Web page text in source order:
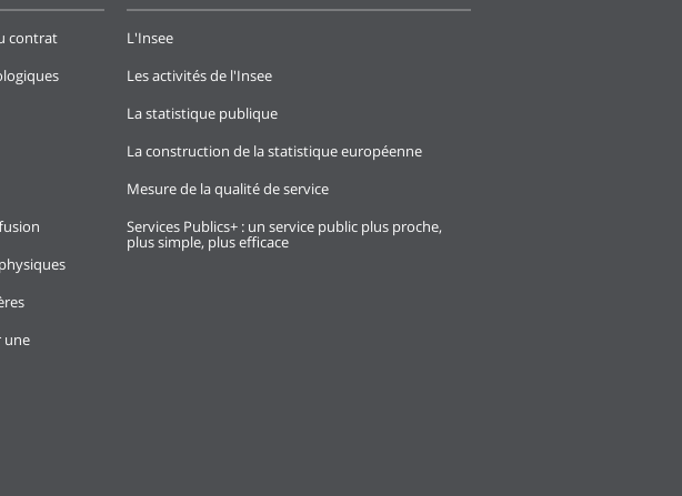
contrat
une
L'Insee
Les activités de l'Insee
La statistique publique
La construction de la statistique européenne
Mesure de la qualité de service
Services Publics+ : un service public plus proche,
plus simple, plus efficace